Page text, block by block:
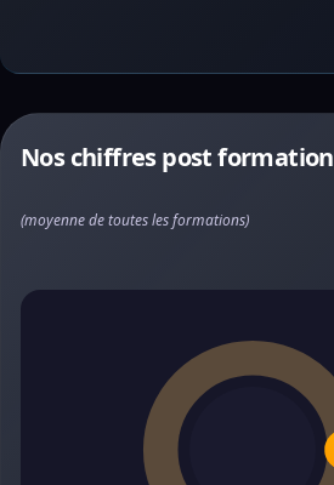
Nos chiffres post formation
(moyenne de toutes les formations)